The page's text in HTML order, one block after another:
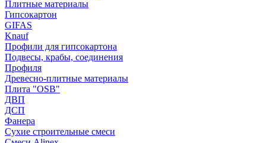
Плитные материалы
Гипсокартон
GIFAS
Knauf
Профили для гипсокартона
Подвесы, крабы, соединения
Профиля
Древесно-плитные материалы
Плита "OSB"
ДВП
ДСП
Фанера
Сухие строительные смеси